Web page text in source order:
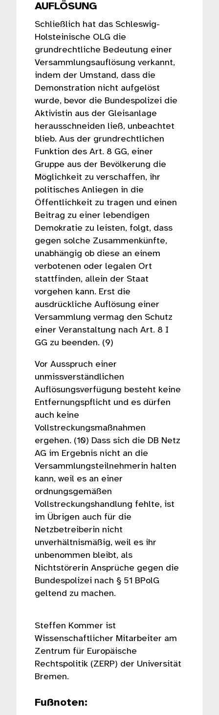
AUFLÖSUNG
Schließlich hat das Schleswig-
Holsteinische OLG die
grundrechtliche Bedeutung einer
Versammlungsauflösung verkannt,
indem der Umstand, dass die
Demonstration nicht aufgelöst
wurde, bevor die Bundespolizei die
Aktivistin aus der Gleisanlage
herausschneiden ließ, unbeachtet
blieb. Aus der grundrechtlichen
Funktion des Art. 8 GG, einer
Gruppe aus der Bevölkerung die
Möglichkeit zu verschaffen, ihr
politisches Anliegen in die
Öffentlichkeit zu tragen und einen
Beitrag zu einer lebendigen
Demokratie zu leisten, folgt, dass
gegen solche Zusammenkünfte,
unabhängig ob diese an einem
verbotenen oder legalen Ort
stattfinden, allein der Staat
vorgehen kann. Erst die
ausdrückliche Auflösung einer
Versammlung vermag den Schutz
einer Veranstaltung nach Art. 8 I
GG zu beenden. (9)
Vor Ausspruch einer
unmissverständlichen
Auflösungsverfügung besteht keine
Entfernungspflicht und es dürfen
auch keine
Vollstreckungsmaßnahmen
ergehen. (10) Dass sich die DB Netz
AG im Ergebnis nicht an die
Versammlungsteilnehmerin halten
kann, weil es an einer
ordnungsgemäßen
Vollstreckungshandlung fehlte, ist
im Übrigen auch für die
Netzbetreiberin nicht
unverhältnismäßig, weil es ihr
unbenommen bleibt, als
Nichtstörerin Ansprüche gegen die
Bundespolizei nach § 51 BPolG
geltend zu machen.
Steffen Kommer ist
Wissenschaftlicher Mitarbeiter am
Zentrum für Europäische
Rechtspolitik (ZERP) der Universität
Bremen.
Fußnoten: